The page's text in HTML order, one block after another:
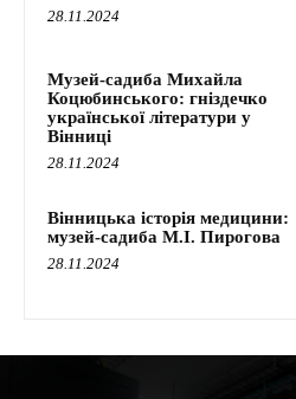
28.11.2024
Музей-садиба Михайла
Коцюбинського: гніздечко
української літератури у
Вінниці
28.11.2024
Вінницька історія медицини:
музей-садиба М.І. Пирогова
28.11.2024